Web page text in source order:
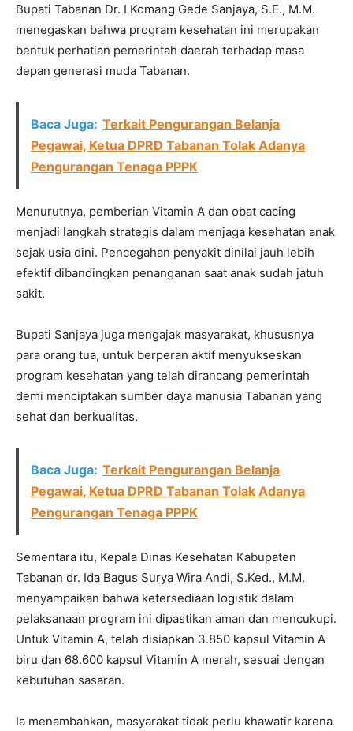
Bupati Tabanan Dr. I Komang Gede Sanjaya, S.E., M.M.
menegaskan bahwa program kesehatan ini merupakan
bentuk perhatian pemerintah daerah terhadap masa
depan generasi muda Tabanan.
Baca Juga: Terkait Pengurangan Belanja
Pegawai, Ketua DPRD Tabanan Tolak Adanya
Pengurangan Tenaga PPPK
Menurutnya, pemberian Vitamin A dan obat cacing
menjadi langkah strategis dalam menjaga kesehatan anak
sejak usia dini. Pencegahan penyakit dinilai jauh lebih
efektif dibandingkan penanganan saat anak sudah jatuh
sakit.
Bupati Sanjaya juga mengajak masyarakat, khususnya
para orang tua, untuk berperan aktif menyukseskan
program kesehatan yang telah dirancang pemerintah
demi menciptakan sumber daya manusia Tabanan yang
sehat dan berkualitas.
Baca Juga: Terkait Pengurangan Belanja
Pegawai, Ketua DPRD Tabanan Tolak Adanya
Pengurangan Tenaga PPPK
Sementara itu, Kepala Dinas Kesehatan Kabupaten
Tabanan dr. Ida Bagus Surya Wira Andi, S.Ked., M.M.
menyampaikan bahwa ketersediaan logistik dalam
pelaksanaan program ini dipastikan aman dan mencukupi.
Untuk Vitamin A, telah disiapkan 3.850 kapsul Vitamin A
biru dan 68.600 kapsul Vitamin A merah, sesuai dengan
kebutuhan sasaran.
Ia menambahkan, masyarakat tidak perlu khawatir karena